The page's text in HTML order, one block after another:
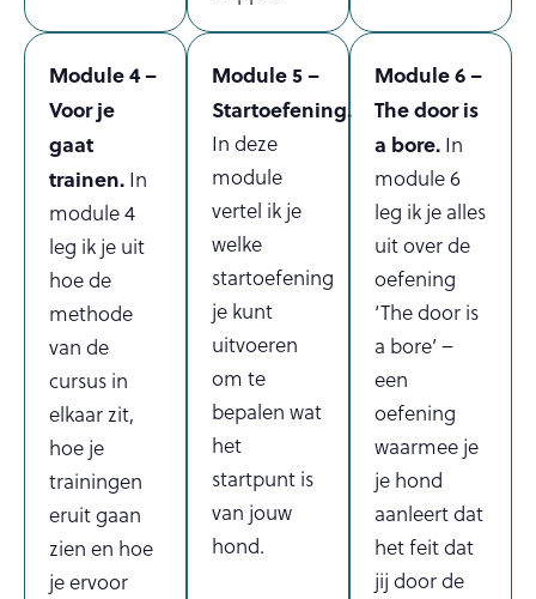
Module 4 –
Voor je
gaat
trainen. In
module 4
leg ik je uit
hoe de
methode
van de
cursus in
elkaar zit,
hoe je
trainingen
eruit gaan
zien en hoe
je ervoor
Module 5 –
Startoefening.
In deze
module
vertel ik je
welke
startoefening
je kunt
uitvoeren
om te
bepalen wat
het
startpunt is
van jouw
hond.
Module 6 –
The door is
a bore. In
module 6
leg ik je alles
uit over de
oefening
‘The door is
a bore’ –
een
oefening
waarmee je
je hond
aanleert dat
het feit dat
jij door de